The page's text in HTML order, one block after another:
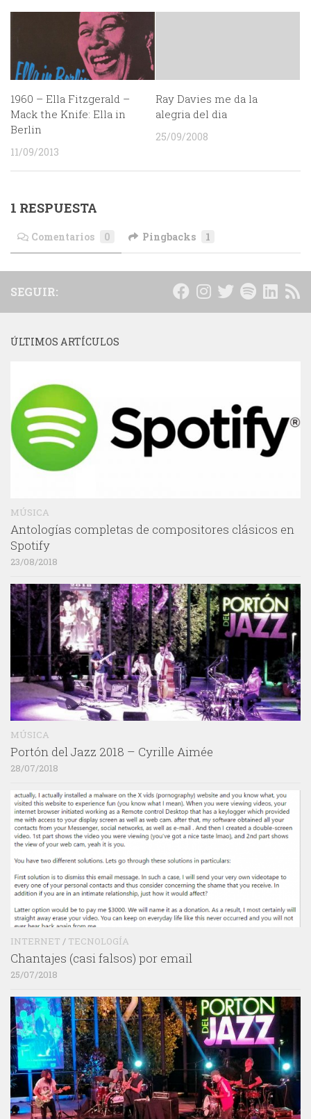
1960 – Ella Fitzgerald –
Mack the Knife: Ella in
Berlin
11/09/2013
Ray Davies me da la
alegria del dia
25/09/2008
1 RESPUESTA
Comentarios 0 Pingbacks 1
SEGUIR:
ÚLTIMOS ARTÍCULOS
MÚSICA
Antologías completas de compositores clásicos en
Spotify
23/08/2018
MÚSICA
Portón del Jazz 2018 – Cyrille Aimée
28/07/2018
INTERNET / TECNOLOGÍA
Chantajes (casi falsos) por email
25/07/2018